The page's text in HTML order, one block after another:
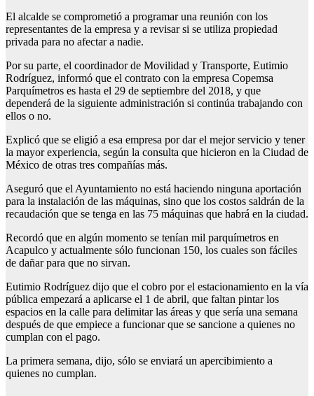
El alcalde se comprometió a programar una reunión con los
representantes de la empresa y a revisar si se utiliza propiedad
privada para no afectar a nadie.
Por su parte, el coordinador de Movilidad y Transporte, Eutimio
Rodríguez, informó que el contrato con la empresa Copemsa
Parquímetros es hasta el 29 de septiembre del 2018, y que
dependerá de la siguiente administración si continúa trabajando con
ellos o no.
Explicó que se eligió a esa empresa por dar el mejor servicio y tener
la mayor experiencia, según la consulta que hicieron en la Ciudad de
México de otras tres compañías más.
Aseguró que el Ayuntamiento no está haciendo ninguna aportación
para la instalación de las máquinas, sino que los costos saldrán de la
recaudación que se tenga en las 75 máquinas que habrá en la ciudad.
Recordó que en algún momento se tenían mil parquímetros en
Acapulco y actualmente sólo funcionan 150, los cuales son fáciles
de dañar para que no sirvan.
Eutimio Rodríguez dijo que el cobro por el estacionamiento en la vía
pública empezará a aplicarse el 1 de abril, que faltan pintar los
espacios en la calle para delimitar las áreas y que sería una semana
después de que empiece a funcionar que se sancione a quienes no
cumplan con el pago.
La primera semana, dijo, sólo se enviará un apercibimiento a
quienes no cumplan.